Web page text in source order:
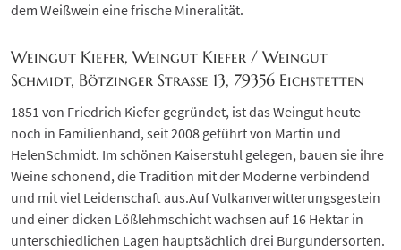
dem Weißwein eine frische Mineralität.
Weingut Kiefer, Weingut Kiefer / Weingut
Schmidt, Bötzinger Straße 13, 79356 Eichstetten
1851 von Friedrich Kiefer gegründet, ist das Weingut heute
noch in Familienhand, seit 2008 geführt von Martin und
HelenSchmidt. Im schönen Kaiserstuhl gelegen, bauen sie ihre
Weine schonend, die Tradition mit der Moderne verbindend
und mit viel Leidenschaft aus.Auf Vulkanverwitterungsgestein
und einer dicken Lößlehmschicht wachsen auf 16 Hektar in
unterschiedlichen Lagen hauptsächlich drei Burgundersorten.